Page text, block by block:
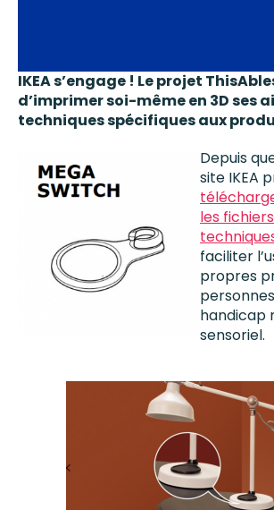
IKEA s’engage ! Le projet
d’imprimer soi-même en 3D ses
techniques spécifiques aux
Depuis
site IKEA
les
faciliter
propres
handicap
sensoriel.